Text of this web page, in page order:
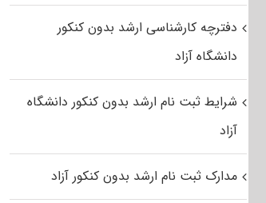
دفترچه کارشناسی ارشد بدون کنکور
دانشگاه آزاد
شرایط ثبت نام ارشد بدون کنکور دانشگاه
آزاد
مدارک ثبت نام ارشد بدون کنکور آزاد